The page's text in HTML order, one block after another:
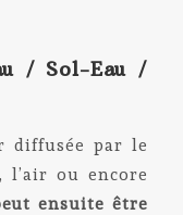
/ Sol-Eau /
diffusée par le
l’air ou encore
ensuite être